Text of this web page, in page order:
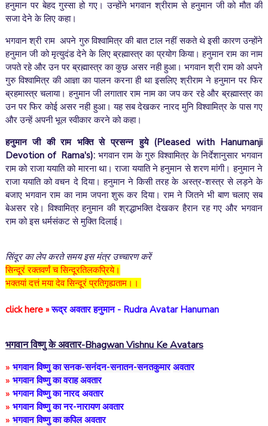
हनुमान पर बेहद गुस्सा हो गए।उन्होंने भगवान श्रीराम से हनुमान जी को मौत की
सजा देने के लिए कहा।
भगवान श्री राम अपने गुरु विश्वामित्र की बात टाल नहीं सकते थे इसी कारण उन्होंने
हनुमान जी को मृत्युदंड देने के लिए ब्रह्मास्त्र का प्रयोग किया। हनुमान राम का नाम
जपते रहे और उन पर ब्रह्मास्त्र का कुछ असर नही हुआ। भगवान श्री राम को अपने
गुरु विश्वामित्र की आज्ञा का पालन करना ही था इसलिए श्रीराम ने हनुमान पर फिर
ब्रहमास्त्र चलाया। हनुमान जी लगातार राम नाम का जप कर रहे और ब्रह्मास्त्र का
उन पर फिर कोई असर नही हुआ। यह सब देखकर नारद मुनि विश्वामित्र के पास गए
और उन्हें अपनी भूल स्वीकार करने को कहा।
हनुमान जी की राम भक्ति से प्रसन्न हुये (Pleased with Hanumanji
Devotion of Rama's): भगवान राम के गुरु विश्वामित्र के निर्देशानुसार भगवान
राम को राजा ययाति को मारना था। राजा ययाति ने हनुमान से शरण मांगी। हनुमान ने
राजा ययाति को वचन दे दिया। हनुमान ने किसी तरह के अस्त्र-शस्त्र से लड़ने के
बजाए भगवान राम का नाम जपना शुरू कर दिया। राम ने जितने भी बाण चलाए सब
बेअसर रहे। विश्वामित्र हनुमान की श्रद्धाभक्ति देखकर हैरान रह गए और भगवान
राम को इस धर्मसंकट से मुक्ति दिलाई।
सिंदूर का लेप करते समय इस मंत्र उच्चारण करें
सिन्दूरं रक्तवर्णं च सिन्दूरतिलकप्रिये।
भक्तयां दत्तं मया देव सिन्दूरं प्रतिगृह्यताम।।
click here »रूद्र अवतार हनुमान - Rudra Avatar Hanuman
भगवान विष्णु के अवतार-Bhagwan Vishnu Ke Avatars
» भगवान विष्णुकासनक-सनंदन-सनातन-सनतकुमार अवतार
» भगवान विष्णु का वराह अवतार
» भगवान विष्णु का नारद अवतार
» भगवान विष्णु का नर-नारायण अवतार
» भगवान विष्णु काकपिल अवतार